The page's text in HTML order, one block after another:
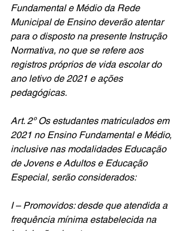
Fundamental e Médio da Rede
Municipal de Ensino deverão atentar
para o disposto na presente Instrução
Normativa, no que se refere aos
registros próprios de vida escolar do
ano letivo de 2021 e ações
pedagógicas.
Art. 2º Os estudantes matriculados em
2021 no Ensino Fundamental e Médio,
inclusive nas modalidades Educação
de Jovens e Adultos e Educação
Especial, serão considerados:
I – Promovidos: desde que atendida a
frequência mínima estabelecida na